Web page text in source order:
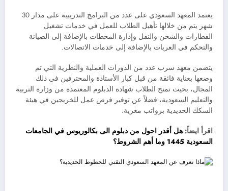
يعتمد المعهد السعودي على عدد من البرامج التدريبية على مدار 30
شهر يتم من خلالها تأهيل الطلاب للعمل في خدمات تشغيل
القطارات والشحن والنقل وإدارة المحطات بالإضافة إلى الصيانة
والتحكم في العربات بالإضافة إلى خدمات الاتصالات.
يتضمن معهد سرب عدد من الدورات العملية والنظرية التي تم
وضعها بعناية فائقة من قبل كبار الأستاذة والمحترفين في ذلك
المجال، بحيث تمنح الطلاب شهادة الدبلوم المعتمدة من وزارة التربية
والتعليم السعودية، فضلاً عن توفير فرص عمل للخريجين في هيئة
السكك الحديدية برواتب مغرية.
اقرأ ايضاً: هل أقدر احول من دبلوم الى بكالوريوس في الجامعات
السعودية 1445 وما أهم الشروط؟